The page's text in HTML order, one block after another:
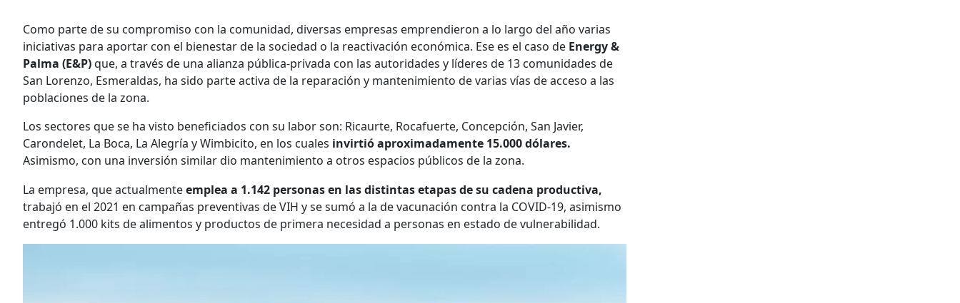
Como parte de su compromiso con la comunidad, diversas empresas emprendieron a lo largo del año varias
iniciativas para aportar con el bienestar de la sociedad o la reactivación económica. Ese es el caso de Energy &
Palma (E&P)que, a través de una alianza pública-privada con las autoridades y líderes de 13 comunidades de
San Lorenzo, Esmeraldas, ha sido parte activa de la reparación y mantenimiento de varias vías de acceso a las
poblaciones de la zona.
Los sectores que se ha visto beneficiados con su labor son: Ricaurte, Rocafuerte, Concepción, San Javier,
Carondelet, La Boca, La Alegría y Wimbicito, en los cuales invirtió aproximadamente 15.000 dólares.
Asimismo, con una inversión similar dio mantenimiento a otros espacios públicos de la zona.
La empresa, que actualmenteemplea a 1.142 personas en las distintas etapas de su cadena productiva,
trabajó en el 2021 en campañas preventivas de VIH y se sumó a la de vacunación contra la COVID-19, asimismo
entregó 1.000 kits de alimentos y productos de primera necesidad a personas en estado de vulnerabilidad.